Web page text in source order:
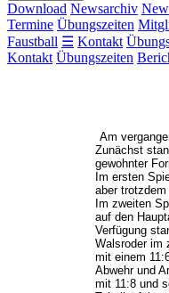
Download Newsarchiv
Termine Übungszeiten
Faustball ☰ Kontakt
Kontakt Übungszeiten